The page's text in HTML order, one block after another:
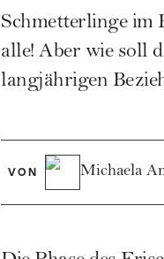
Schmetterlinge im
alle! Aber wie soll
langjährigen
VON Michaela